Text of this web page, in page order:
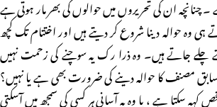
۔ چنانچہ ان کی تحریروں میں حوالوں کی بھر مار ہوتی ہے
ہی وہ حوالہ دینا شروع کر دیتے ہیں اور اختتام تک کچھ
جاتے ہیں۔ وہ ذرا رک یہ سوچنے کی زحمت نہیں
مصنف کا حوالہ دینے کی ضرورت بھی ہے یا نہیں؟
سکتا ہے ، یا وہ بہ آسانی ہر کسی کی سمجھ میں آسکتی